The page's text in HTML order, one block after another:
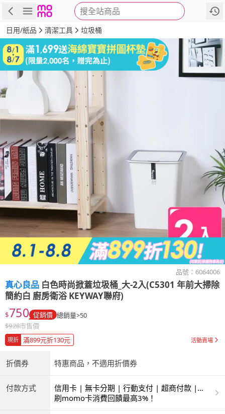
搜全站商品
商品 評價 詳情
日用/紙品 清潔工具 垃圾桶
品號： 6064006
真心良品 白色時尚掀蓋垃圾桶_大-2入(C5301 年前大掃除
簡約白 廚房衛浴 KEYWAY聯府)
$750 促銷價 總銷量>50
$928市售價
現折 滿899元折130元 活動賣場
折價券 特惠商品，不適用折價券
付款方式
信用卡 | 無卡分期 | 行動支付 | 超商付款 |
ATM | 銀聯卡
刷momo卡消費回饋最高3%！